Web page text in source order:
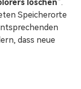
löschen“.
Speicherorte
dass neue